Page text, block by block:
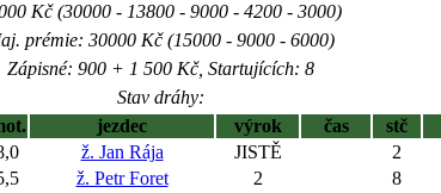
Kč (30000 - 13800 - 9000 - 4200 - 3000)
prémie: 30000 Kč (15000 - 9000 - 6000)
Zápisné: 900 + 1 500 Kč, Startujících: 8
Stav dráhy:
jezdec výrok čas stč
ž. Jan Rája JISTĚ 2
ž. Petr Foret 2 8